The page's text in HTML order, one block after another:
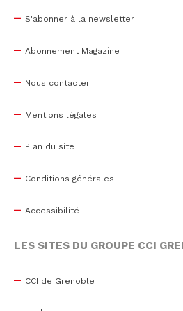
S'abonner à la newsletter
Abonnement Magazine
Nous contacter
Mentions légales
Plan du site
Conditions générales
Accessibilité
LES SITES DU GROUPE CCI
CCI de Grenoble